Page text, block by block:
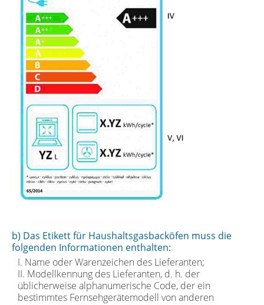
b) Das Etikett für Haushaltsgasbacköfen muss die
folgenden Informationen enthalten:
I. Name oder Warenzeichen des Lieferanten;
II. Modellkennung des Lieferanten, d. h. der
üblicherweise alphanumerische Code, der ein
bestimmtes Fernsehgerätemodell von anderen